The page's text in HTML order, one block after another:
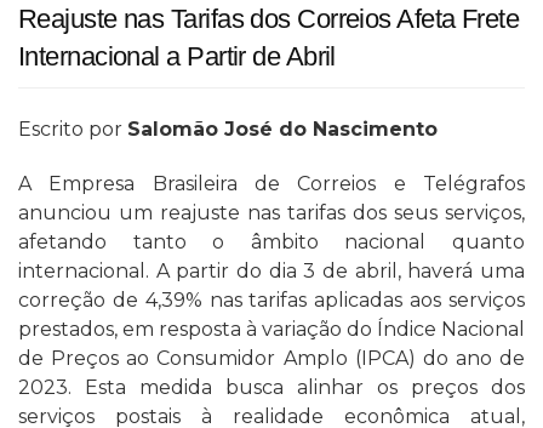
Reajuste nas Tarifas dos Correios Afeta Frete
Internacional a Partir de Abril
Escrito por Salomão José do Nascimento
A Empresa Brasileira de Correios e Telégrafos
anunciou um reajuste nas tarifas dos seus serviços,
afetando tanto o âmbito nacional quanto
internacional. A partir do dia 3 de abril, haverá uma
correção de 4,39% nas tarifas aplicadas aos serviços
prestados, em resposta à variação do Índice Nacional
de Preços ao Consumidor Amplo (IPCA) do ano de
2023. Esta medida busca alinhar os preços dos
serviços postais à realidade econômica atual,